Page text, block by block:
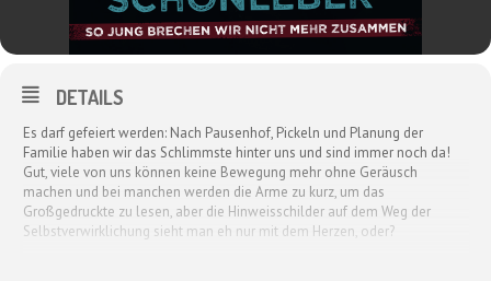
DETAILS
Es darf gefeiert werden: Nach Pausenhof, Pickeln und Planung der
Familie haben wir das Schlimmste hinter uns und sind immer noch da!
Gut, viele von uns können keine Bewegung mehr ohne Geräusch
machen und bei manchen werden die Arme zu kurz, um das
Großgedruckte zu lesen, aber die Hinweisschilder auf dem Weg der
Selbstverwirklichung sieht man eh nur mit dem Herzen, oder?